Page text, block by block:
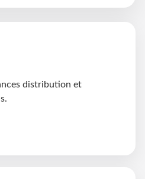
distribution et